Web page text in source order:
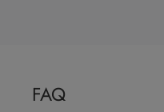
FAQ